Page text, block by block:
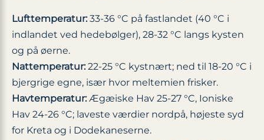
Lufttemperatur:33-36 °C på fastlandet (40 °C i
indlandet ved hedebølger), 28-32 °C langs kysten
og på øerne.
Nattemperatur:22-25 °C kystnært; ned til 18-20 °C i
bjergrige egne, især hvor meltemien frisker.
Havtemperatur:Ægæiske Hav 25-27 °C, Ioniske
Hav 24-26 °C; laveste værdier nordpå, højeste syd
for Kreta og i Dodekaneserne.